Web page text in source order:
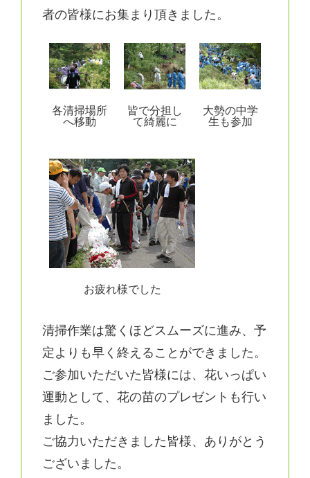
者の皆様にお集まり頂きました。
各清掃場所
へ移動
皆で分担し
て綺麗に
大勢の中学
生も参加
お疲れ様でした
清掃作業は驚くほどスムーズに進み、予
定よりも早く終えることができました。
ご参加いただいた皆様には、花いっぱい
運動として、花の苗のプレゼントも行い
ました。
ご協力いただきました皆様、ありがとう
ございました。